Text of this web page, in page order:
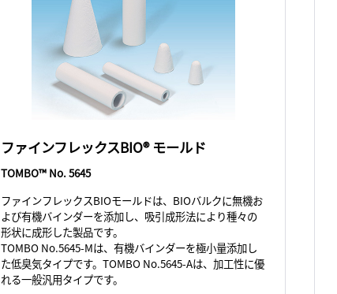
ファインフレックスBIO® モールド
TOMBO™ No. 5645
ファインフレックスBIOモールドは、BIOバルクに無機お
よび有機バインダーを添加し、吸引成形法により種々の
形状に成形した製品です。
TOMBO No.5645-Mは、有機バインダーを極小量添加し
た低臭気タイプです。TOMBO No.5645-Aは、加工性に優
れる一般汎用タイプです。